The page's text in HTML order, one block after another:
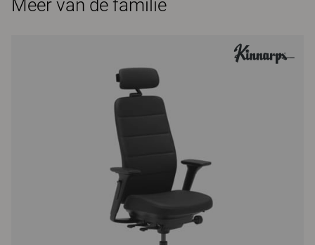
Meer van de familie